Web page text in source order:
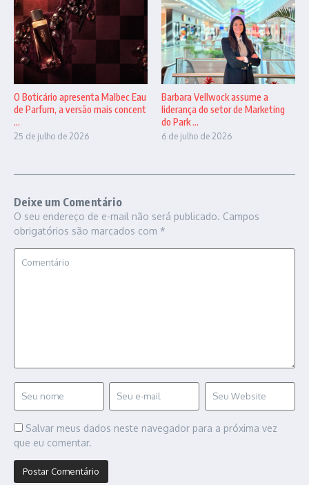
O Boticário apresenta Malbec Eau
de Parfum, a versão mais concent
...
25 de julho de 2026
Barbara Vellwock assume a
liderança do setor de Marketing
do Park ...
6 de julho de 2026
Deixe um Comentário
O seu endereço de e-mail não será publicado. Campos
obrigatórios são marcados com *
Salvar meus dados neste navegador para a próxima vez
que eu comentar.